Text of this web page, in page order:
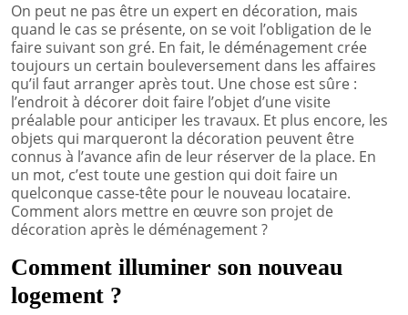
On peut ne pas être un expert en décoration, mais
quand le cas se présente, on se voit l’obligation de le
faire suivant son gré. En fait, le déménagement crée
toujours un certain bouleversement dans les affaires
qu’il faut arranger après tout. Une chose est sûre :
l’endroit à décorer doit faire l’objet d’une visite
préalable pour anticiper les travaux. Et plus encore, les
objets qui marqueront la décoration peuvent être
connus à l’avance afin de leur réserver de la place. En
un mot, c’est toute une gestion qui doit faire un
quelconque casse-tête pour le nouveau locataire.
Comment alors mettre en œuvre son projet de
décoration après le déménagement ?
Comment illuminer son nouveau
logement ?